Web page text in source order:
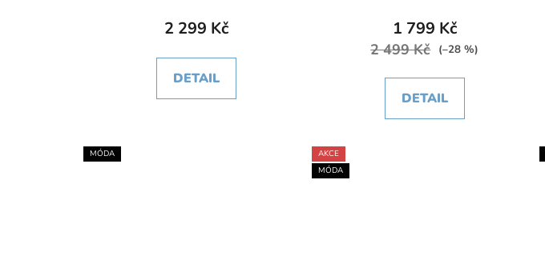
2 299 Kč
DETAIL
1 799 Kč
2 499 Kč (–28 %)
DETAIL
MÓDA
AKCE
MÓDA